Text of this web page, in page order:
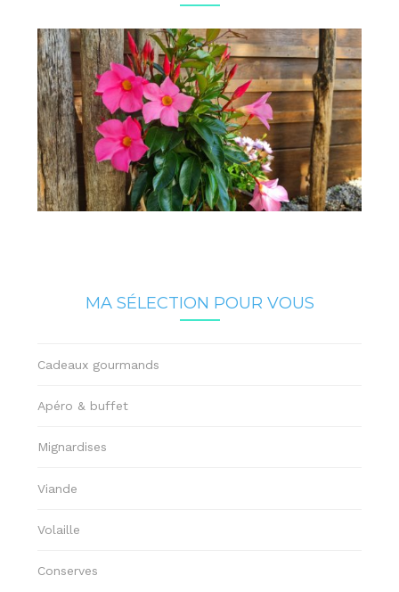
MA SÉLECTION POUR VOUS
Cadeaux gourmands
Apéro & buffet
Mignardises
Viande
Volaille
Conserves